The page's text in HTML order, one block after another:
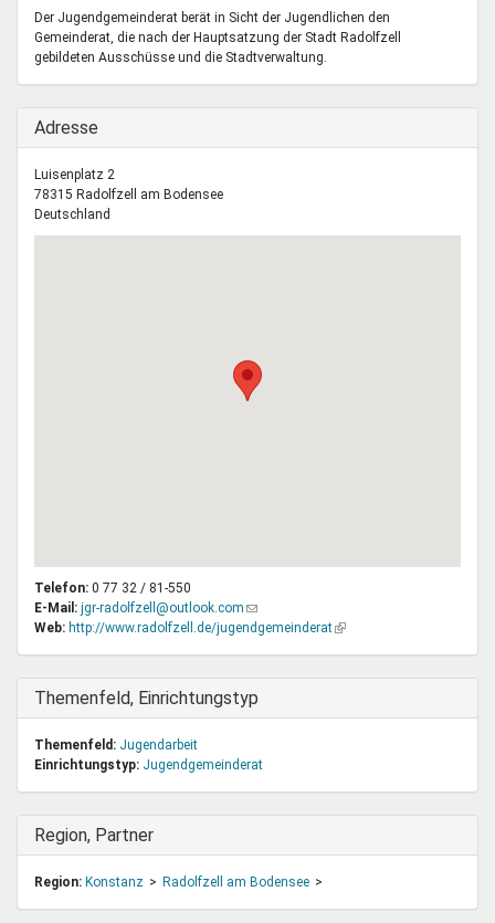
Demokratie & Beteiligung
Der Jugendgemeinderat berät in Sicht der Jugendlichen den
Gemeinderat, die nach der Hauptsatzung der Stadt Radolfzell
gebildeten Ausschüsse und die Stadtverwaltung.
Ausblenden
Adresse
Luisenplatz 2
78315 Radolfzell am Bodensee
Deutschland
Telefon: 0 77 32 / 81-550
E-Mail: jgr-radolfzell@outlook.com (Link
sendet
Web: http://www.radolfzell.de/jugendgemeinderat(Link
Ausblenden
Themenfeld, Einrichtungstyp
Themenfeld: Jugendarbeit
Einrichtungstyp: Jugendgemeinderat
Ausblenden
Region, Partner
Region: Konstanz Radolfzell am Bodensee